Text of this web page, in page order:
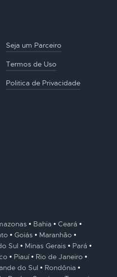
Seja um Parceiro
Termos de Uso
Politica de Privacidade
Bahia
Ceará
Goiás
Maranhão
Sul Minas Gerais
Pará
Piauí
Rio de Janeiro
do Sul
Rondônia